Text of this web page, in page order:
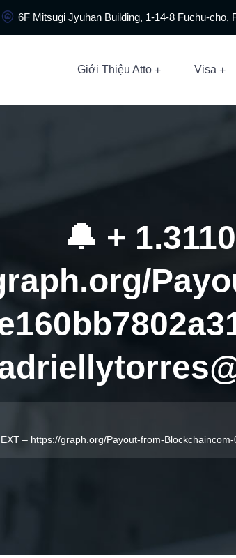
6F Mitsugi Jyuhan Building, 1-14-8 Fuchu-cho,
Giới Thiệu Atto Visa
🔔 +
– https://graph.org/Payout-from-